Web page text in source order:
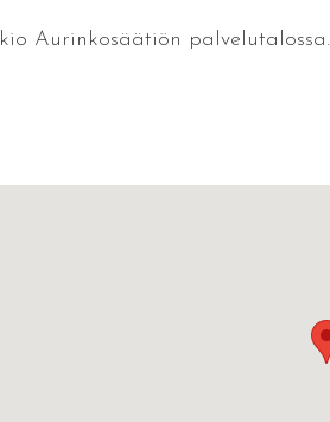
Aurinkosäätiön palvelutalossa.